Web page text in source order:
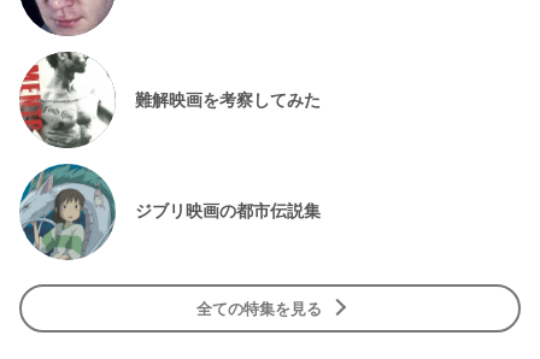
難解映画を考察してみた
ジブリ映画の都市伝説集
全ての特集を見る